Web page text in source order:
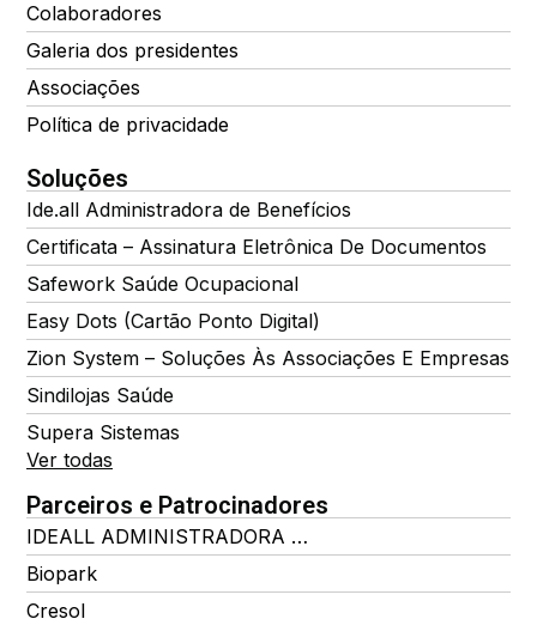
Colaboradores
Galeria dos presidentes
Associações
Política de privacidade
Soluções
Ide.all Administradora de Benefícios
Certificata – Assinatura Eletrônica De Documentos
Safework Saúde Ocupacional
Easy Dots (Cartão Ponto Digital)
Zion System – Soluções Às Associações E Empresas
Sindilojas Saúde
Supera Sistemas
Ver todas
Parceiros e Patrocinadores
IDEALL ADMINISTRADORA DE BENEFÍCIOS
Biopark
Cresol